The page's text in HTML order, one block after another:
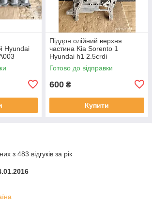
Hyundai
Піддон олійний верхня
частина Kia Sorento 1
Hyundai h1 2.5crdi
214904a000
Готово до відправки
600 ₴
Купити
з 483 відгуків за рік